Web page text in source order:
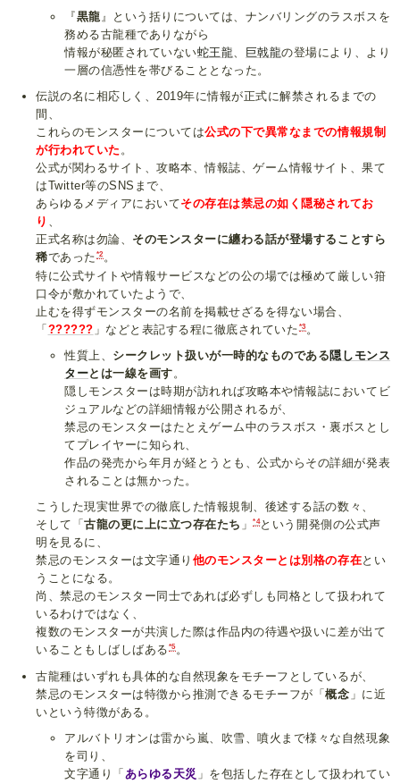
『黒龍』という括りについては、ナンバリングのラスボスを
務める古龍種でありながら
情報が秘匿されていない蛇王龍、 巨戟龍の登場により、より
一層の信憑性を帯びることとなった。
伝説の名に相応しく、2019年に情報が正式に解禁されるまでの
間、
これらのモンスターについては公式の下で異常なまでの情報規制
が行われていた 。
公式が関わるサイト、攻略本、情報誌、ゲーム情報サイト、果て
はTwitter等のSNSまで、
あらゆるメディアにおいてその存在は禁忌の如く隠秘されてお
り 、
正式名称は勿論、 そのモンスターに纏わる話が登場することすら
稀であった *2。
特に公式サイトや情報サービスなどの公の場では極めて厳しい箝
口令が敷かれていたようで、
止むを得ずモンスターの名前を掲載せざるを得ない場合、
「 ?????? 」などと表記する程に徹底されていた*3。
性質上、 シークレット扱いが一時的なものである 隠しモンス
ターとは一線を画す。
隠しモンスターは時期が訪れれば攻略本や情報誌においてビ
ジュアルなどの詳細情報が公開されるが、
禁忌のモンスターはたとえゲーム中のラスボス・裏ボスとし
てプレイヤーに知られ、
作品の発売から年月が経とうとも、公式からその詳細が発表
されることは無かった。
こうした現実世界での徹底した情報規制、後述する話の数々、
そして「古龍の更に上に立つ存在たち 」*4という開発側の公式声
明を見るに、
禁忌のモンスターは文字通り 他のモンスターとは別格の存在とい
うことになる。
尚、禁忌のモンスター同士であれば必ずしも同格として扱われて
いるわけではなく、
複数のモンスターが共演した際は作品内の待遇や扱いに差が出て
いることもしばしばある *5。
古龍種はいずれも具体的な自然現象をモチーフとしているが、
禁忌のモンスターは特徴から推測できるモチーフが「概念 」に近
いという特徴がある。
アルバトリオンは雷から嵐、吹雪、噴火まで様々な自然現象
を司り、
文字通り「 あらゆる天災 」を包括した存在として扱われてい